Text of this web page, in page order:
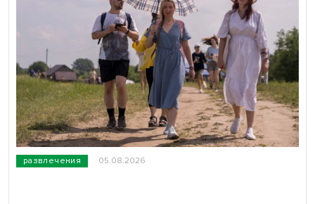
развлечения 05.08.2026